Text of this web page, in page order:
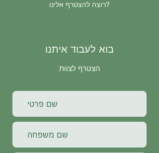
רוצה להצטרף אלינו?
בוא לעבוד איתנו
הצטרף לצוות